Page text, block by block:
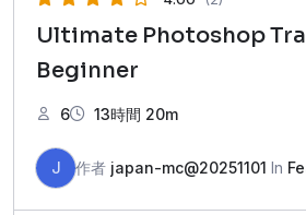
Ultimate Photoshop
Beginner
6 13時間 20m
J 作者 japan-mc@20251101 In